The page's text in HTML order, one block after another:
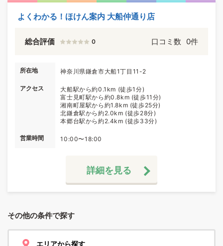
よくわかる！ほけん案内 大船仲通り店
総合評価 0 口コミ数 0件
所在地 神奈川県鎌倉市大船1丁目11-2
アクセス
大船駅から約0.1km (徒歩1分)
富士見町駅から約0.8km (徒歩11分)
湘南町屋駅から約1.8km (徒歩25分)
北鎌倉駅から約2.0km (徒歩28分)
本郷台駅から約2.4km (徒歩33分)
営業時間 10:00〜18:00
詳細を見る
その他の条件で探す
エリアから探す